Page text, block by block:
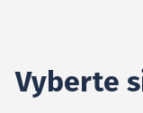
Vyberte